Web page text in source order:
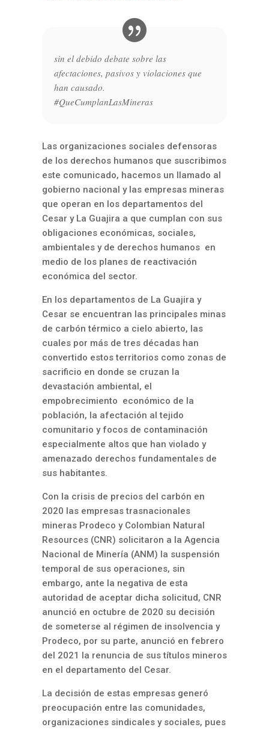
sin el debido debate sobre las
afectaciones, pasivos y violaciones que
han causado.
#QueCumplanLasMineras
Las organizaciones sociales defensoras
de los derechos humanos que suscribimos
este comunicado, hacemos un llamado al
gobierno nacional y las empresas mineras
que operan en los departamentos del
Cesar y La Guajira a que cumplan con sus
obligaciones económicas, sociales,
ambientales y de derechos humanos en
medio de los planes de reactivación
económica del sector.
En los departamentos de La Guajira y
Cesar se encuentran las principales minas
de carbón térmico a cielo abierto, las
cuales por más de tres décadas han
convertido estos territorios como zonas de
sacrificio en donde se cruzan la
devastación ambiental, el
empobrecimiento económico de la
población, la afectación al tejido
comunitario y focos de contaminación
especialmente altos que han violado y
amenazado derechos fundamentales de
sus habitantes.
Con la crisis de precios del carbón en
2020 las empresas trasnacionales
mineras Prodeco y Colombian Natural
Resources (CNR) solicitaron a la Agencia
Nacional de Minería (ANM) la suspensión
temporal de sus operaciones, sin
embargo, ante la negativa de esta
autoridad de aceptar dicha solicitud, CNR
anunció en octubre de 2020 su decisión
de someterse al régimen de insolvencia y
Prodeco, por su parte, anunció en febrero
del 2021 la renuncia de sus títulos mineros
en el departamento del Cesar.
La decisión de estas empresas generó
preocupación entre las comunidades,
organizaciones sindicales y sociales, pues